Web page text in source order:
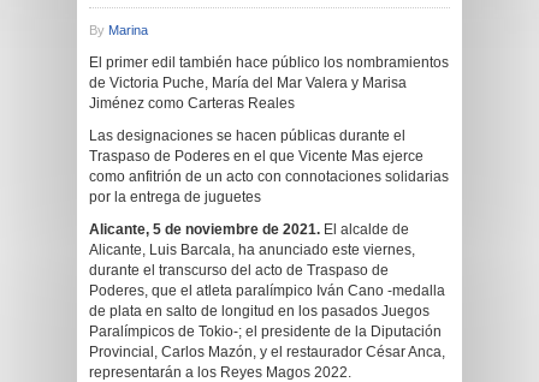
By Marina
El primer edil también hace público los nombramientos
de Victoria Puche, María del Mar Valera y Marisa
Jiménez como Carteras Reales
Las designaciones se hacen públicas durante el
Traspaso de Poderes en el que Vicente Mas ejerce
como anfitrión de un acto con connotaciones solidarias
por la entrega de juguetes
Alicante, 5 de noviembre de 2021. El alcalde de
Alicante, Luis Barcala, ha anunciado este viernes,
durante el transcurso del acto de Traspaso de
Poderes, que el atleta paralímpico Iván Cano -medalla
de plata en salto de longitud en los pasados Juegos
Paralímpicos de Tokio-; el presidente de la Diputación
Provincial, Carlos Mazón, y el restaurador César Anca,
representarán a los Reyes Magos 2022.